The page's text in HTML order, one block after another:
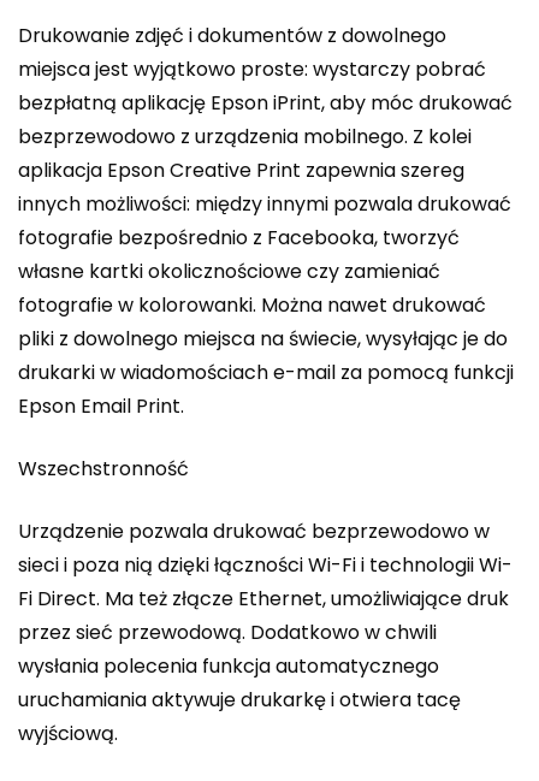
Drukowanie zdjęć i dokumentów z dowolnego
miejsca jest wyjątkowo proste: wystarczy pobrać
bezpłatną aplikację Epson iPrint, aby móc drukować
bezprzewodowo z urządzenia mobilnego. Z kolei
aplikacja Epson Creative Print zapewnia szereg
innych możliwości: między innymi pozwala drukować
fotografie bezpośrednio z Facebooka, tworzyć
własne kartki okolicznościowe czy zamieniać
fotografie w kolorowanki. Można nawet drukować
pliki z dowolnego miejsca na świecie, wysyłając je do
drukarki w wiadomościach e-mail za pomocą funkcji
Epson Email Print.
Wszechstronność
Urządzenie pozwala drukować bezprzewodowo w
sieci i poza nią dzięki łączności Wi-Fi i technologii Wi-
Fi Direct. Ma też złącze Ethernet, umożliwiające druk
przez sieć przewodową. Dodatkowo w chwili
wysłania polecenia funkcja automatycznego
uruchamiania aktywuje drukarkę i otwiera tacę
wyjściową.